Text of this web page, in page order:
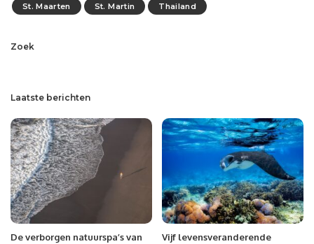
St. Maarten
St. Martin Thailand
Zoek
Laatste berichten
De verborgen natuurspa’s van
Vijf levensveranderende